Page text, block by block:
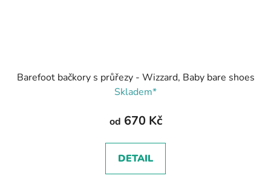
Barefoot bačkory s průřezy - Wizzard, Baby bare shoes
Skladem*
od 670 Kč
DETAIL